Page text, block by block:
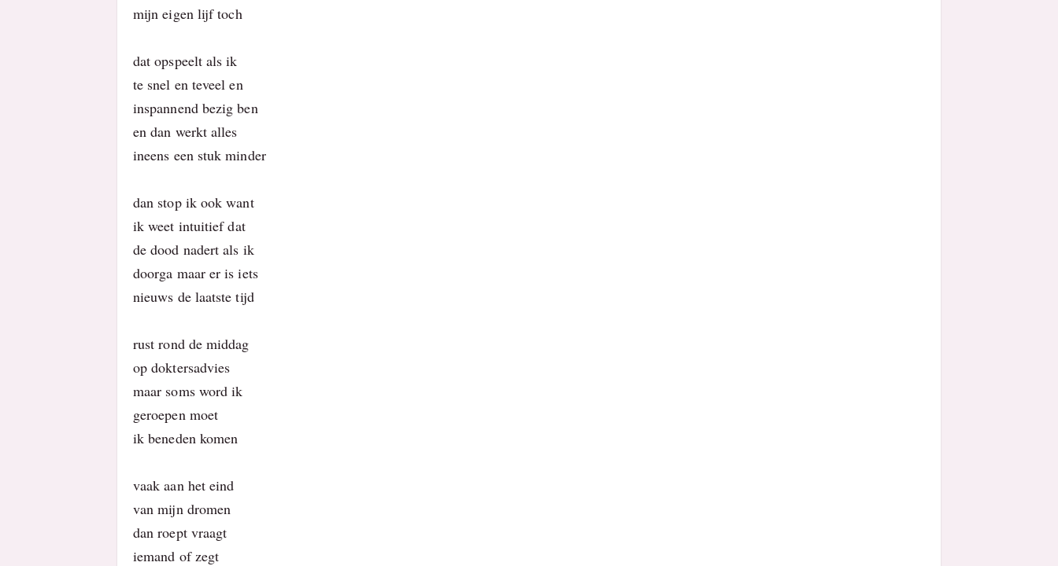
mijn eigen lijf toch
dat opspeelt als ik
te snel en teveel en
inspannend bezig ben
en dan werkt alles
ineens een stuk minder
dan stop ik ook want
ik weet intuitief dat
de dood nadert als ik
doorga maar er is iets
nieuws de laatste tijd
rust rond de middag
op doktersadvies
maar soms word ik
geroepen moet
ik beneden komen
vaak aan het eind
van mijn dromen
dan roept vraagt
iemand of zegt